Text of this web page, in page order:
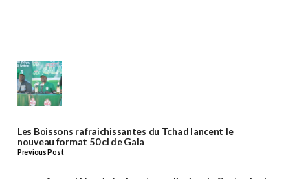
Les Boissons rafraichissantes du Tchad lancent le
nouveau format 50 cl de Gala
Previous Post